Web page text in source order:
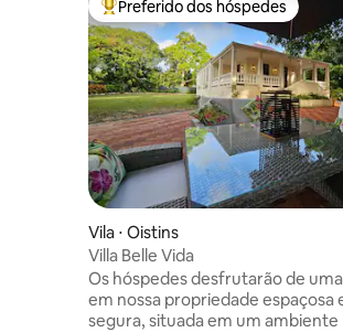
Entre os melhores preferidos dos
Preferido dos hóspedes
Vila ⋅ Oistins
Villa Belle Vida
Os hóspedes desfrutarão de
em nossa propriedade espaçosa
segura, situada em um ambiente